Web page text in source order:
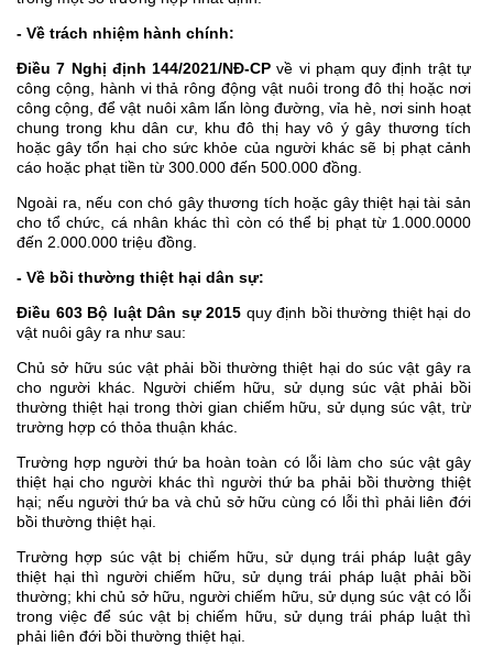
- Về trách nhiệm hành chính:
Điều 7 Nghị định 144/2021/NĐ-CP về vi phạm quy định trật tự
công cộng, hành vi thả rông động vật nuôi trong đô thị hoặc nơi
công cộng, để vật nuôi xâm lấn lòng đường, vỉa hè, nơi sinh hoạt
chung trong khu dân cư, khu đô thị hay vô ý gây thương tích
hoặc gây tổn hại cho sức khỏe của người khác sẽ bị phạt cảnh
cáo hoặc phạt tiền từ 300.000 đến 500.000 đồng.
Ngoài ra, nếu con chó gây thương tích hoặc gây thiệt hại tài sản
cho tổ chức, cá nhân khác thì còn có thể bị phạt từ 1.000.0000
đến 2.000.000 triệu đồng.
- Về bồi thường thiệt hại dân sự:
Điều 603 Bộ luật Dân sự 2015 quy định bồi thường thiệt hại do
vật nuôi gây ra như sau:
Chủ sở hữu súc vật phải bồi thường thiệt hại do súc vật gây ra
cho người khác. Người chiếm hữu, sử dụng súc vật phải bồi
thường thiệt hại trong thời gian chiếm hữu, sử dụng súc vật, trừ
trường hợp có thỏa thuận khác.
Trường hợp người thứ ba hoàn toàn có lỗi làm cho súc vật gây
thiệt hại cho người khác thì người thứ ba phải bồi thường thiệt
hại; nếu người thứ ba và chủ sở hữu cùng có lỗi thì phải liên đới
bồi thường thiệt hại.
Trường hợp súc vật bị chiếm hữu, sử dụng trái pháp luật gây
thiệt hại thì người chiếm hữu, sử dụng trái pháp luật phải bồi
thường; khi chủ sở hữu, người chiếm hữu, sử dụng súc vật có lỗi
trong việc để súc vật bị chiếm hữu, sử dụng trái pháp luật thì
phải liên đới bồi thường thiệt hại.